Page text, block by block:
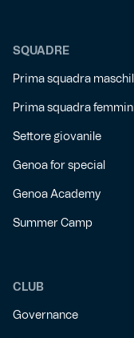
SQUADRE
Prima squadra
Prima squadra
Settore giovanile
Genoa for special
Genoa Academy
Summer Camp
CLUB
Governance